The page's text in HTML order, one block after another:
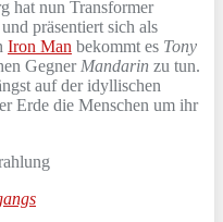
hat nun Transformer
präsentiert sich als
Iron Man bekommt es Tony
Gegner Mandarin zu tun.
auf der idyllischen
Erde die Menschen um ihr